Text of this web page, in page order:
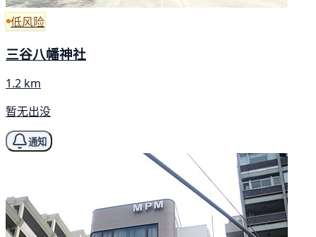
低风险
三谷八幡神社
1.2 km
暂无出没
通知